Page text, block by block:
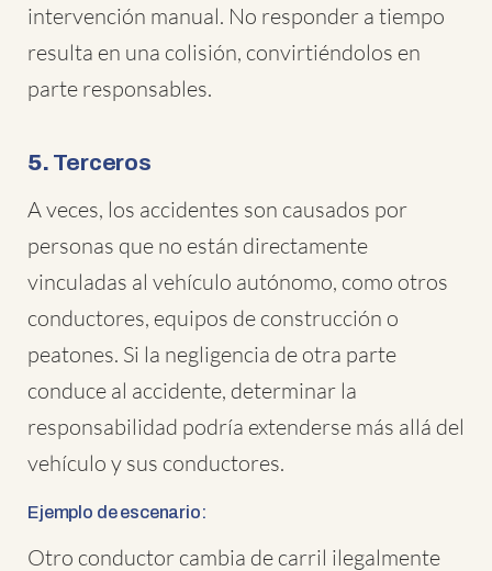
intervención manual. No responder a tiempo
resulta en una colisión, convirtiéndolos en
parte responsables.
5. Terceros
A veces, los accidentes son causados por
personas que no están directamente
vinculadas al vehículo autónomo, como otros
conductores, equipos de construcción o
peatones. Si la negligencia de otra parte
conduce al accidente, determinar la
responsabilidad podría extenderse más allá del
vehículo y sus conductores.
Ejemplo de escenario:
Otro conductor cambia de carril ilegalmente